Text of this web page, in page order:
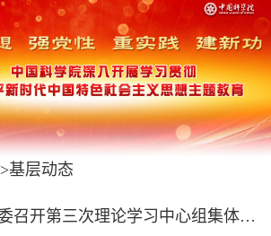
>基层动态
近代物理所党委召开第三次理论学习中心组集体学习会